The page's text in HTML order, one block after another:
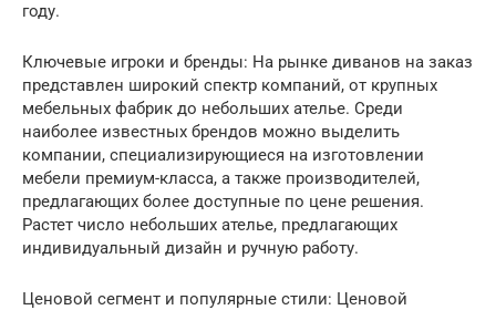
году.
Ключевые игроки и бренды: На рынке диванов на заказ
представлен широкий спектр компаний, от крупных
мебельных фабрик до небольших ателье. Среди
наиболее известных брендов можно выделить
компании, специализирующиеся на изготовлении
мебели премиум-класса, а также производителей,
предлагающих более доступные по цене решения.
Растет число небольших ателье, предлагающих
индивидуальный дизайн и ручную работу.
Ценовой сегмент и популярные стили: Ценовой